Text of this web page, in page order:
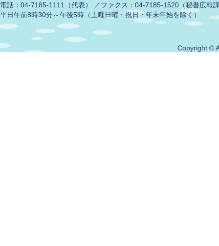
電話：04-7185-1111（代表） ／ファクス：04-7185-1520（秘書広報
平日午前8時30分～午後5時（土曜日曜・祝日・年末年始を除く）
Copyright ©